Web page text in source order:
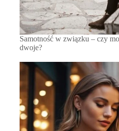
Samotność w związku – czy
dwoje?